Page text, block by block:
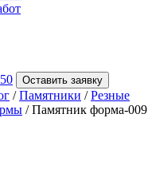
Оставить заявку
/Памятники /Резные
/ Памятник форма-009